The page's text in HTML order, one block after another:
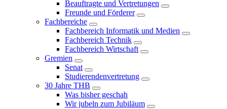
Beauftragte und Vertretungen
Freunde und Förderer
Fachbereiche
Fachbereich Informatik und Medien
Fachbereich Technik
Fachbereich Wirtschaft
Gremien
Senat
Studierendenvertretung
30 Jahre THB
Was bisher geschah
Wir jubeln zum Jubiläum